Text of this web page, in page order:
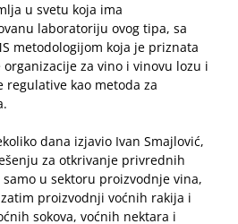
u svetu koja ima
laboratoriju ovog tipa, sa
metodologijom koja je priznata
za vino i vinovu lozu i
regulative kao metoda za
dana izjavio Ivan Smajlović,
za otkrivanje privrednih
u sektoru proizvodnje vina,
proizvodnji voćnih rakija i
sokova, voćnih nektara i